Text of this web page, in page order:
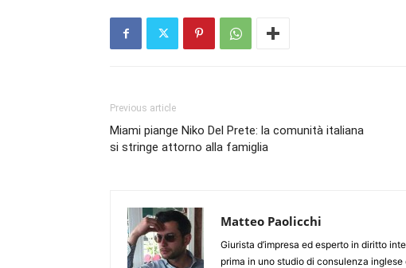
Previous article
Miami piange Niko Del Prete: la comunità italiana
si stringe attorno alla famiglia
Matteo Paolicchi
Giurista d’impresa ed esperto in diritto
prima in uno studio di consulenza